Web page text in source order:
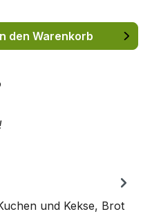
den
den Warenkorb
und Kekse, Brot